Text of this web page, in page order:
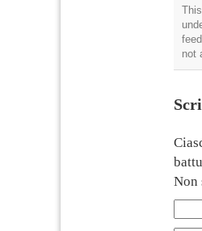
not
Non